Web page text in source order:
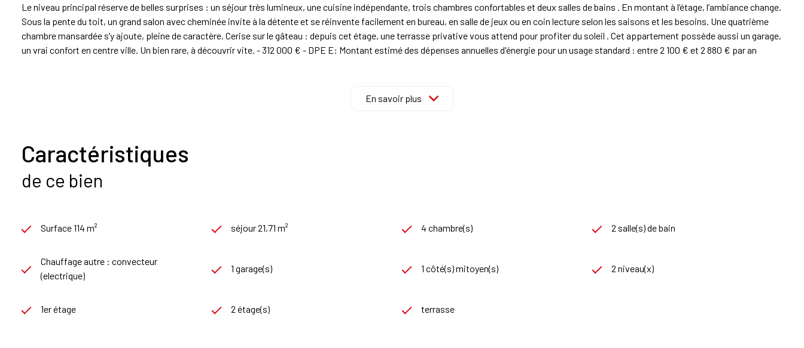
Le niveau principal réserve de belles surprises : un séjour très lumineux, une cuisine indépendante, trois chambres confortables et deux salles de bains . En montant à l’étage, l’ambiance change.
Sous la pente du toit, un grand salon avec cheminée invite à la détente et se réinvente facilement en bureau, en salle de jeux ou en coin lecture selon les saisons et les besoins. Une quatrième
chambre mansardée s’y ajoute, pleine de caractère. Cerise sur le gâteau : depuis cet étage, une terrasse privative vous attend pour profiter du soleil . Cet appartement possède aussi un garage,
un vrai confort en centre ville. Un bien rare, à découvrir vite. - 312 000 € - DPE E: Montant estimé des dépenses annuelles d'énergie pour un usage standard : entre 2 100 € et 2 880 € par an
En savoir plus
Caractéristiques
de ce bien
Surface 114 m² séjour 21,71 m² 4 chambre(s) 2 salle(s) de bain
Chauffage autre : convecteur
(electrique)
1 garage(s) 1 côté(s) mitoyen(s) 2 niveau(x)
1er étage 2 étage(s) terrasse